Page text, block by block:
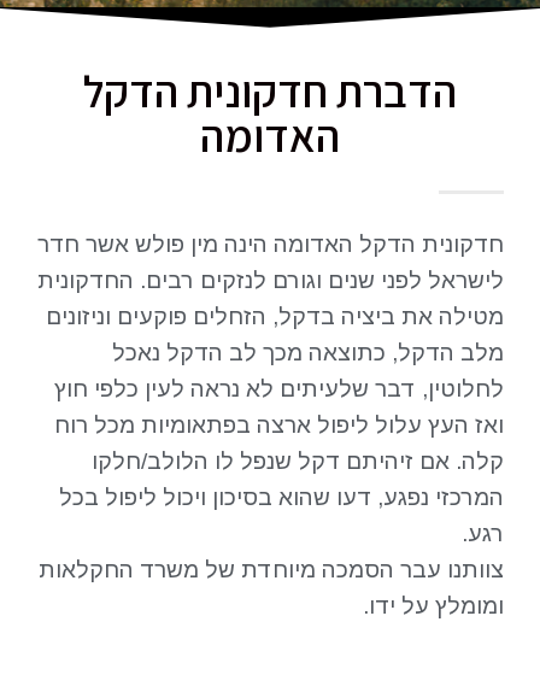
הדברת חדקונית הדקל
האדומה
חדקונית הדקל האדומה הינה מין פולש אשר חדר
לישראל לפני שנים וגורם לנזקים רבים. החדקונית
מטילה את ביציה בדקל, הזחלים פוקעים וניזונים
מלב הדקל, כתוצאה מכך לב הדקל נאכל
לחלוטין, דבר שלעיתים לא נראה לעין כלפי חוץ
ואז העץ עלול ליפול ארצה בפתאומיות מכל רוח
קלה. אם זיהיתם דקל שנפל לו הלולב/חלקו
המרכזי נפגע, דעו שהוא בסיכון ויכול ליפול בכל
רגע.
צוותנו עבר הסמכה מיוחדת של משרד החקלאות
ומומלץ על ידו.